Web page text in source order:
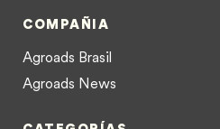
COMPAÑIA
Agroads Brasil
Agroads News